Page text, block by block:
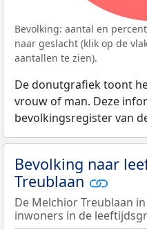
Bevolking: aantal en
naar geslacht (klik op de
aantallen te zien).
De donutgrafiek toont
vrouw of man. Deze
bevolkingsregister van
Bevolking naar
Treublaan
De Melchior Treublaan
inwoners in de